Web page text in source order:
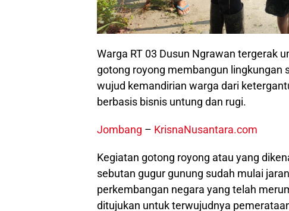
Warga RT 03 Dusun Ngrawan tergerak
gotong royong membangun lingkungan
wujud kemandirian warga dari
berbasis bisnis untung dan rugi.
Jombang – KrisnaNusantara.com
Kegiatan gotong royong atau yang
sebutan gugur gunung sudah mulai
perkembangan negara yang telah
ditujukan untuk terwujudnya